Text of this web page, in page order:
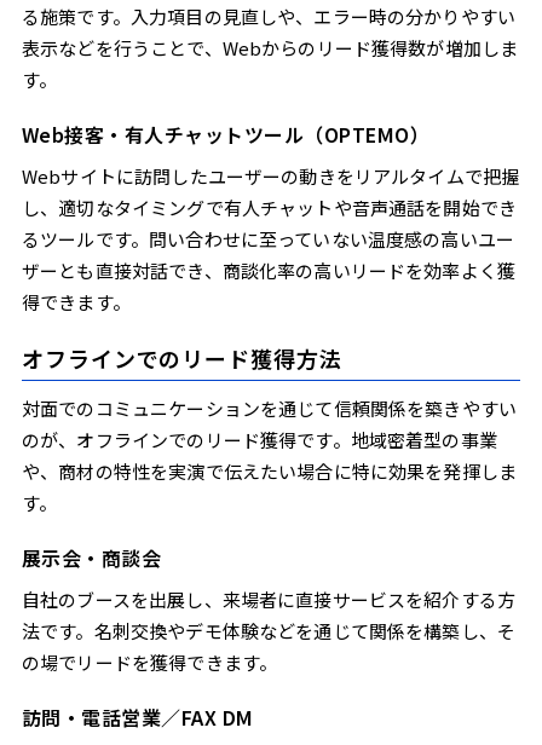
る施策です。入力項目の見直しや、エラー時の分かりやすい
表示などを行うことで、Webからのリード獲得数が増加しま
す。
Web接客・有人チャットツール（OPTEMO）
Webサイトに訪問したユーザーの動きをリアルタイムで把握
し、適切なタイミングで有人チャットや音声通話を開始でき
るツールです。問い合わせに至っていない温度感の高いユー
ザーとも直接対話でき、商談化率の高いリードを効率よく獲
得できます。
オフラインでのリード獲得方法
対面でのコミュニケーションを通じて信頼関係を築きやすい
のが、オフラインでのリード獲得です。地域密着型の事業
や、商材の特性を実演で伝えたい場合に特に効果を発揮しま
す。
展示会・商談会
自社のブースを出展し、来場者に直接サービスを紹介する方
法です。名刺交換やデモ体験などを通じて関係を構築し、そ
の場でリードを獲得できます。
訪問・電話営業／FAX DM